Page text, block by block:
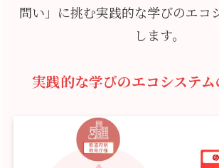
問い」に挑む実践的な学びのエコ
します。
実践的な学びのエコシステム